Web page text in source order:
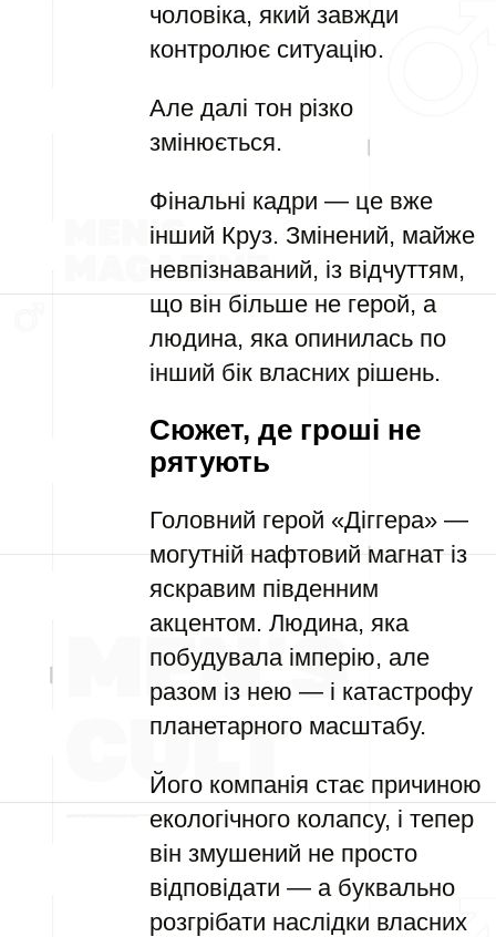
чоловіка, який завжди
контролює ситуацію.
Але далі тон різко
змінюється.
Фінальні кадри — це вже
інший Круз. Змінений, майже
невпізнаваний, із відчуттям,
що він більше не герой, а
людина, яка опинилась по
інший бік власних рішень.
Сюжет, де гроші не
рятують
Головний герой «Діггера» —
могутній нафтовий магнат із
яскравим південним
акцентом. Людина, яка
побудувала імперію, але
разом із нею — і катастрофу
планетарного масштабу.
Його компанія стає причиною
екологічного колапсу, і тепер
він змушений не просто
відповідати — а буквально
розгрібати наслідки власних